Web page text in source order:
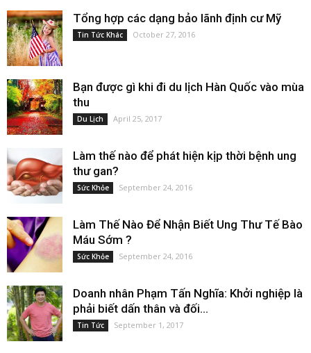
Tổng hợp các dạng bảo lãnh định cư Mỹ
Tin Tức Khác October 27, 2016
Bạn được gì khi đi du lịch Hàn Quốc vào mùa
thu
Du Lịch April 25, 2017
Làm thế nào để phát hiện kịp thời bệnh ung
thư gan?
Sức Khỏe September 24, 2016
Làm Thế Nào Để Nhận Biết Ung Thư Tế Bào
Máu Sớm ?
Sức Khỏe September 24, 2016
Doanh nhân Phạm Tấn Nghĩa: Khởi nghiệp là
phải biết dấn thân và đối...
Tin Tức September 1, 2017